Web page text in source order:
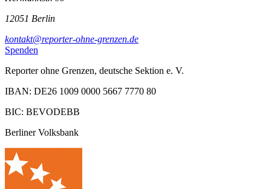
12051 Berlin
kontakt@reporter-ohne-grenzen.de
Spenden
Reporter ohne Grenzen, deutsche Sektion e. V.
IBAN: DE26 1009 0000 5667 7770 80
BIC: BEVODEBB
Berliner Volksbank